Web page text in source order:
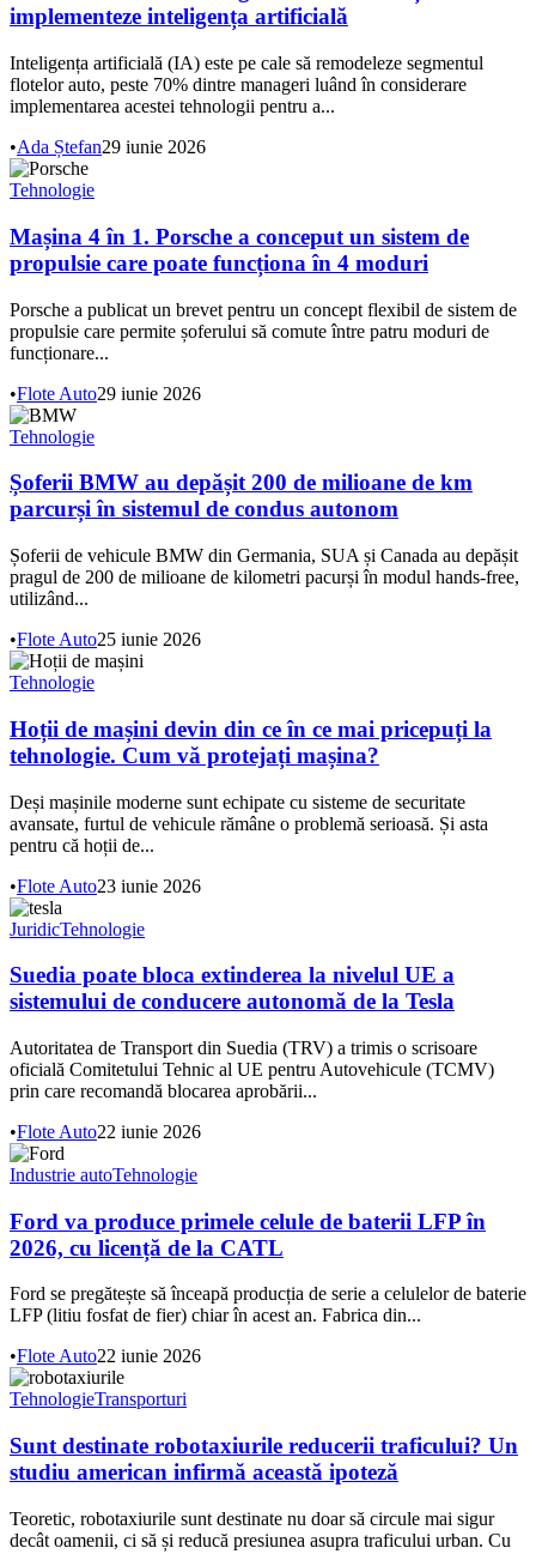
implementeze inteligența artificială
Inteligența artificială (IA) este pe cale să remodeleze segmentul
flotelor auto, peste 70% dintre manageri luând în considerare
implementarea acestei tehnologii pentru a...
•Ada Ștefan29 iunie 2026
Tehnologie
Mașina 4 în 1. Porsche a conceput un sistem de
propulsie care poate funcționa în 4 moduri
Porsche a publicat un brevet pentru un concept flexibil de sistem de
propulsie care permite șoferului să comute între patru moduri de
funcționare...
•Flote Auto29 iunie 2026
Tehnologie
Șoferii BMW au depășit 200 de milioane de km
parcurși în sistemul de condus autonom
Șoferii de vehicule BMW din Germania, SUA și Canada au depășit
pragul de 200 de milioane de kilometri pacurși în modul hands-free,
utilizând...
•Flote Auto25 iunie 2026
Tehnologie
Hoții de mașini devin din ce în ce mai pricepuți la
tehnologie. Cum vă protejați mașina?
Deși mașinile moderne sunt echipate cu sisteme de securitate
avansate, furtul de vehicule rămâne o problemă serioasă. Și asta
pentru că hoții de...
•Flote Auto23 iunie 2026
JuridicTehnologie
Suedia poate bloca extinderea la nivelul UE a
sistemului de conducere autonomă de la Tesla
Autoritatea de Transport din Suedia (TRV) a trimis o scrisoare
oficială Comitetului Tehnic al UE pentru Autovehicule (TCMV)
prin care recomandă blocarea aprobării...
•Flote Auto22 iunie 2026
Industrie autoTehnologie
Ford va produce primele celule de baterii LFP în
2026, cu licență de la CATL
Ford se pregătește să înceapă producția de serie a celulelor de baterie
LFP (litiu fosfat de fier) chiar în acest an. Fabrica din...
•Flote Auto22 iunie 2026
TehnologieTransporturi
Sunt destinate robotaxiurile reducerii traficului? Un
studiu american infirmă această ipoteză
Teoretic, robotaxiurile sunt destinate nu doar să circule mai sigur
decât oamenii, ci să și reducă presiunea asupra traficului urban. Cu